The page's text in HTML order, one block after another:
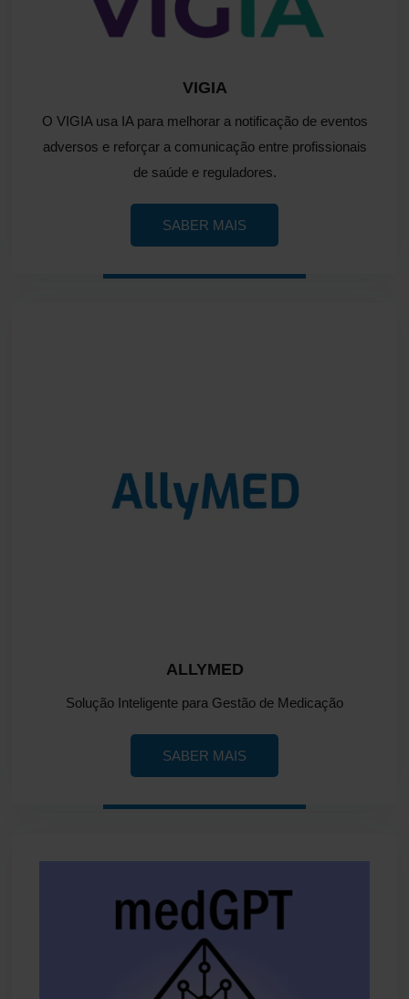
VIGIA
O VIGIAusa IA para melhorar a notificação de eventos
adversos e reforçar a comunicação entre profissionais
de saúde e reguladores.
SABER MAIS
ALLYMED
Solução Inteligente para Gestão de Medicação
SABER MAIS